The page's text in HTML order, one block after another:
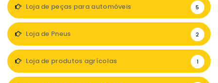
Loja de peças para automóveis 5
Loja de Pneus 2
Loja de produtos agrícolas 1